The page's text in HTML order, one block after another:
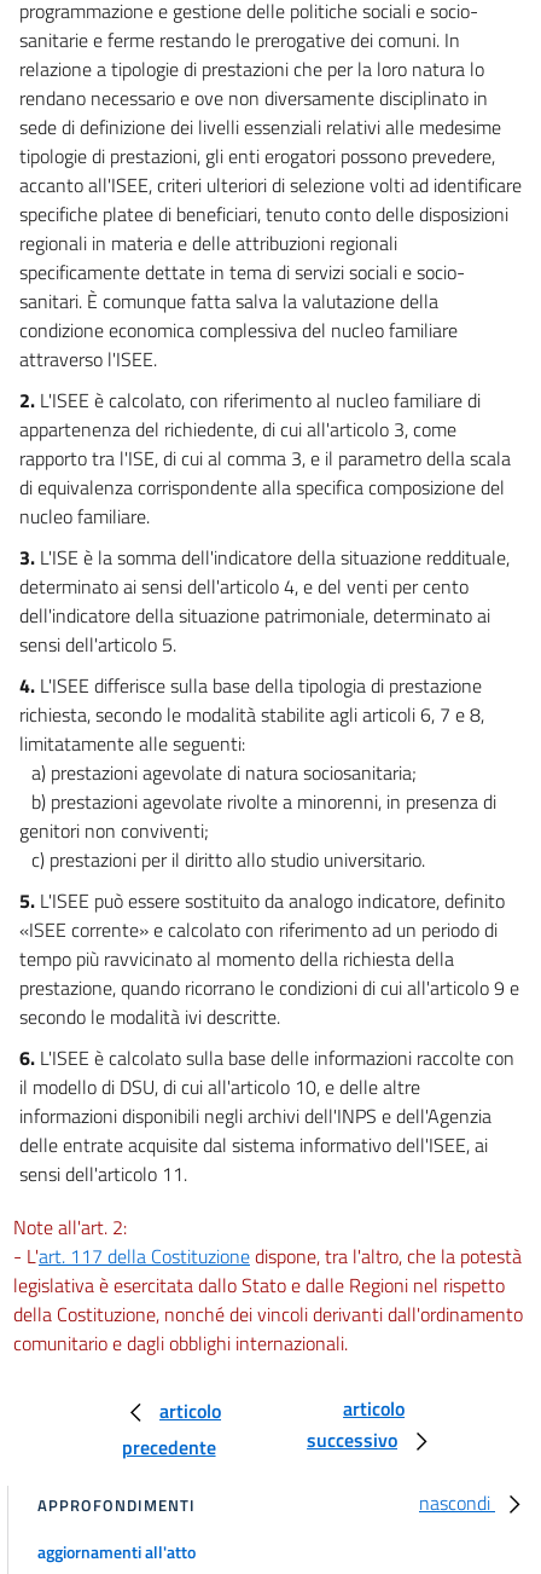
programmazione e gestione delle politiche sociali e socio-
sanitarie e ferme restando le prerogative dei comuni. In
relazione a tipologie di prestazioni che per la loro natura lo
rendano necessario e ove non diversamente disciplinato in
sede di definizione dei livelli essenziali relativi alle medesime
tipologie di prestazioni, gli enti erogatori possono prevedere,
accanto all'ISEE, criteri ulteriori di selezione volti ad identificare
specifiche platee di beneficiari, tenuto conto delle disposizioni
regionali in materia e delle attribuzioni regionali
specificamente dettate in tema di servizi sociali e socio-
sanitari. È comunque fatta salva la valutazione della
condizione economica complessiva del nucleo familiare
attraverso l'ISEE.
2. L'ISEE è calcolato, con riferimento al nucleo familiare di
appartenenza del richiedente, di cui all'articolo 3, come
rapporto tra l'ISE, di cui al comma 3, e il parametro della scala
di equivalenza corrispondente alla specifica composizione del
nucleo familiare.
3. L'ISE è la somma dell'indicatore della situazione reddituale,
determinato ai sensi dell'articolo 4, e del venti per cento
dell'indicatore della situazione patrimoniale, determinato ai
sensi dell'articolo 5.
4. L'ISEE differisce sulla base della tipologia di prestazione
richiesta, secondo le modalità stabilite agli articoli 6, 7 e 8,
limitatamente alle seguenti:
a) prestazioni agevolate di natura sociosanitaria;
b) prestazioni agevolate rivolte a minorenni, in presenza di
genitori non conviventi;
c) prestazioni per il diritto allo studio universitario.
5. L'ISEE può essere sostituito da analogo indicatore, definito
«ISEE corrente» e calcolato con riferimento ad un periodo di
tempo più ravvicinato al momento della richiesta della
prestazione, quando ricorrano le condizioni di cui all'articolo 9 e
secondo le modalità ivi descritte.
6. L'ISEE è calcolato sulla base delle informazioni raccolte con
il modello di DSU, di cui all'articolo 10, e delle altre
informazioni disponibili negli archivi dell'INPS e dell'Agenzia
delle entrate acquisite dal sistema informativo dell'ISEE, ai
sensi dell'articolo 11.
Note all'art. 2:
- L'art. 117 della Costituzionedispone, tra l'altro, che la potestà
legislativa è esercitata dallo Stato e dalle Regioni nel rispetto
della Costituzione, nonché dei vincoli derivanti dall'ordinamento
comunitario e dagli obblighi internazionali.
articolo
precedente
articolo
successivo
nascondi
APPROFONDIMENTI
aggiornamenti all'atto